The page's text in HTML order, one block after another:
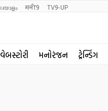
मनी9 TV9-UP
વેબસ્ટોરી મનોરંજન ટ્રેન્ડિંગ